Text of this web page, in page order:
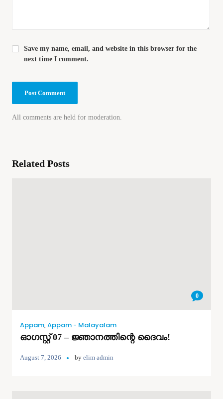
All comments are held for moderation.
Save my name, email, and website in this browser for the
next time I comment.
Related Posts
0
Appam,Appam - Malayalam
ഓഗസ്റ്റ് 07 – ജ്ഞാനത്തിന്റെ ദൈവം!
August 7, 2026 by elim admin